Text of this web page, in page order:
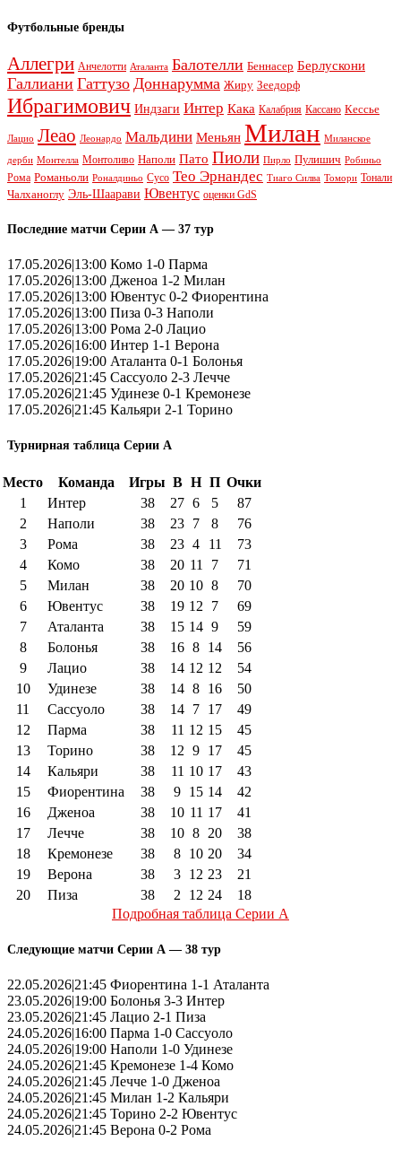
Футбольные бренды
Аллегри Анчелотти Аталанта Балотелли Беннасер Берлускони
Галлиани Гаттузо Доннарумма Жиру Зеедорф
Ибрагимович Индзаги Интер Кака Калабрия Кассано Кессье
Лацио Леао Леонардо Мальдини Меньян Милан Миланское
дерби Монтелла Монтоливо Наполи Пато Пиоли Пирло Пулишич Робиньо
Рома Романьоли Роналдиньо Сусо Тео Эрнандес Тиаго Силва Томори Тонали
Чалханоглу Эль-Шаарави Ювентус оценки GdS
Последние матчи Серии А — 37 тур
17.05.2026|13:00 Комо 1-0 Парма
17.05.2026|13:00 Дженоа 1-2 Милан
17.05.2026|13:00 Ювентус 0-2 Фиорентина
17.05.2026|13:00 Пиза 0-3 Наполи
17.05.2026|13:00 Рома 2-0 Лацио
17.05.2026|16:00 Интер 1-1 Верона
17.05.2026|19:00 Аталанта 0-1 Болонья
17.05.2026|21:45 Сассуоло 2-3 Лечче
17.05.2026|21:45 Удинезе 0-1 Кремонезе
17.05.2026|21:45 Кальяри 2-1 Торино
Турнирная таблица Серии А
Место Команда Игры В Н П Очки
1
Интер 38 27 6 5
87
2
Наполи 38 23 7 8
76
3
Рома 38 23 4 11
73
4
Комо 38 20 11 7
71
5
Милан 38 20 10 8
70
6
Ювентус 38 19 12 7
69
7
Аталанта 38 15 14 9
59
8
Болонья 38 16 8 14
56
9
Лацио 38 14 12 12
54
10
Удинезе 38 14 8 16
50
11
Сассуоло 38 14 7 17
49
12
Парма 38 11 12 15
45
13
Торино 38 12 9 17
45
14
Кальяри 38 11 10 17
43
15
Фиорентина 38 9 15 14
42
16
Дженоа 38 10 11 17
41
17
Лечче 38 10 8 20
38
18
Кремонезе 38 8 10 20
34
19
Верона 38 3 12 23
21
20
Пиза 38 2 12 24
18
Подробная таблица Серии А
Следующие матчи Серии А — 38 тур
22.05.2026|21:45 Фиорентина 1-1 Аталанта
23.05.2026|19:00 Болонья 3-3 Интер
23.05.2026|21:45 Лацио 2-1 Пиза
24.05.2026|16:00 Парма 1-0 Сассуоло
24.05.2026|19:00 Наполи 1-0 Удинезе
24.05.2026|21:45 Кремонезе 1-4 Комо
24.05.2026|21:45 Лечче 1-0 Дженоа
24.05.2026|21:45 Милан 1-2 Кальяри
24.05.2026|21:45 Торино 2-2 Ювентус
24.05.2026|21:45 Верона 0-2 Рома